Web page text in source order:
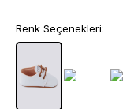
Renk Seçenekleri: